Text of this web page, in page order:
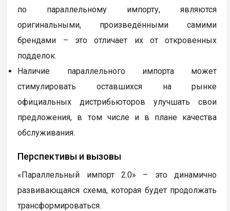
по параллельному импорту, являются
оригинальными, произведёнными самими
брендами – это отличает их от откровенных
подделок.
Наличие параллельного импорта может
стимулировать оставшихся на рынке
официальных дистрибьюторов улучшать свои
предложения, в том числе и в плане качества
обслуживания.
Перспективы и вызовы
«Параллельный импорт 2.0» – это динамично
развивающаяся схема, которая будет продолжать
трансформироваться.